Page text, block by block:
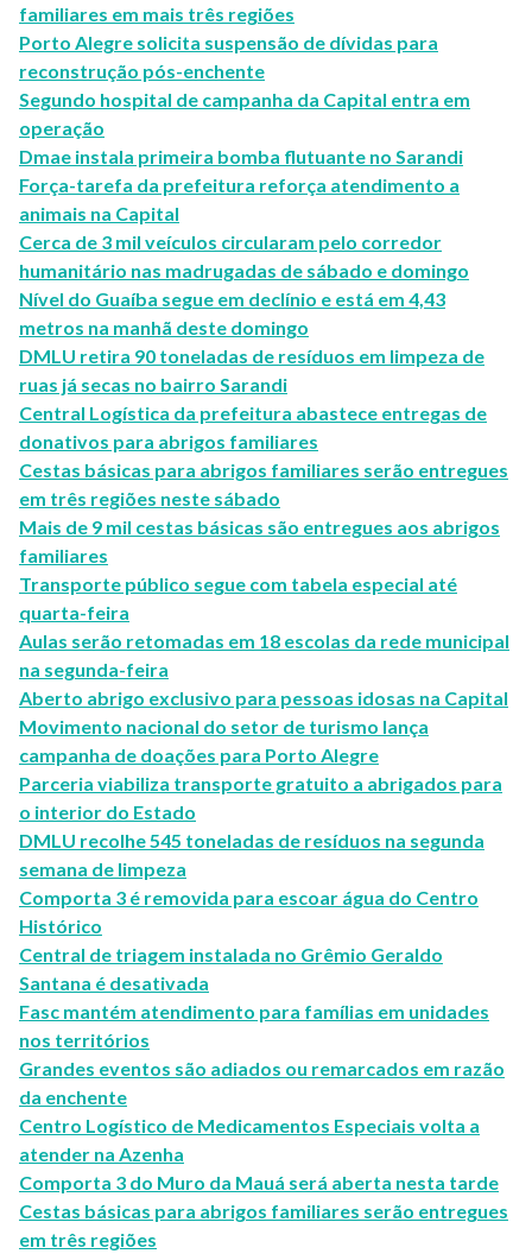
familiares em mais três regiões
Porto Alegre solicita suspensão de dívidas para
reconstrução pós-enchente
Segundo hospital de campanha da Capital entra em
operação
Dmae instala primeira bomba flutuante no Sarandi
Força-tarefa da prefeitura reforça atendimento a
animais na Capital
Cerca de 3 mil veículos circularam pelo corredor
humanitário nas madrugadas de sábado e domingo
Nível do Guaíba segue em declínio e está em 4,43
metros na manhã deste domingo
DMLU retira 90 toneladas de resíduos em limpeza de
ruas já secas no bairro Sarandi
Central Logística da prefeitura abastece entregas de
donativos para abrigos familiares
Cestas básicas para abrigos familiares serão entregues
em três regiões neste sábado
Mais de 9 mil cestas básicas são entregues aos abrigos
familiares
Transporte público segue com tabela especial até
quarta-feira
Aulas serão retomadas em 18 escolas da rede municipal
na segunda-feira
Aberto abrigo exclusivo para pessoas idosas na Capital
Movimento nacional do setor de turismo lança
campanha de doações para Porto Alegre
Parceria viabiliza transporte gratuito a abrigados para
o interior do Estado
DMLU recolhe 545 toneladas de resíduos na segunda
semana de limpeza
Comporta 3 é removida para escoar água do Centro
Histórico
Central de triagem instalada no Grêmio Geraldo
Santana é desativada
Fasc mantém atendimento para famílias em unidades
nos territórios
Grandes eventos são adiados ou remarcados em razão
da enchente
Centro Logístico de Medicamentos Especiais volta a
atender na Azenha
Comporta 3 do Muro da Mauá será aberta nesta tarde
Cestas básicas para abrigos familiares serão entregues
em três regiões